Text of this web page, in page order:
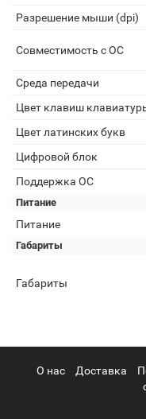
Разрешение мыши (dpi)
Совместимость с ОС
Среда передачи
Цвет клавиш
Цвет латинских букв
Цифровой блок
Поддержка ОС
Питание
Питание
Габариты
Габариты
О нас Доставка